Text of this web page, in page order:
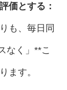
価とする：
も、毎日同
なく」**こ
ます。